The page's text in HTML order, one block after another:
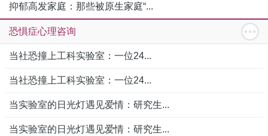
抑郁高发家庭：那些被原生家庭“...
恐惧症心理咨询
当社恐撞上工科实验室：一位24...
当社恐撞上工科实验室：一位24...
当实验室的日光灯遇见爱情：研究生...
当实验室的日光灯遇见爱情：研究生...